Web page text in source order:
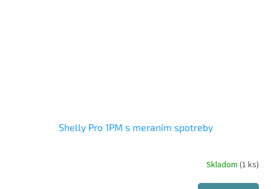
Shelly Pro 1PM s meraním spotreby
Skladom (1 ks)